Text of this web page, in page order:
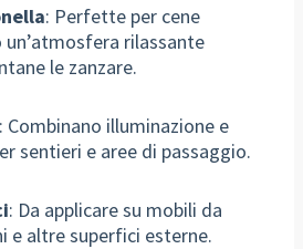
: Perfette per cene
rilassante
le zanzare.
Combinano illuminazione e
sentieri e aree di passaggio.
: Da applicare su mobili da
e altre superfici esterne.